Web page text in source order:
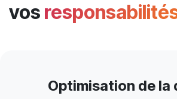
vos
Optimisation de la